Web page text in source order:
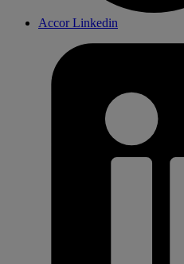
Accor Linkedin